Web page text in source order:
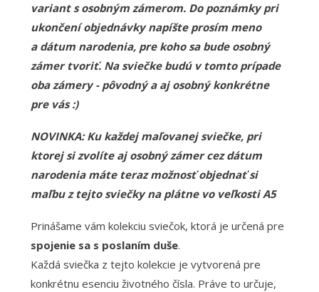
variant s osobným zámerom. Do poznámky pri
ukončení objednávky napíšte prosím meno
a dátum narodenia, pre koho sa bude osobný
zámer tvoriť. Na sviečke budú v tomto prípade
oba zámery - pôvodný a aj osobný konkrétne
pre vás :)
NOVINKA: Ku každej maľovanej sviečke, pri
ktorej si zvolíte aj osobný zámer cez dátum
narodenia máte teraz možnosť objednať si
maľbu z tejto sviečky na plátne vo veľkosti A5
Prinášame vám kolekciu sviečok, ktorá je určená pre
spojenie sa s poslaním duše.
Každá sviečka z tejto kolekcie je vytvorená pre
konkrétnu esenciu životného čísla. Práve to určuje,